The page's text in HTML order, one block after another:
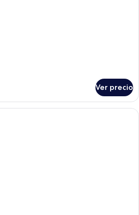
Ver precio
Habitación de hotel con televisión